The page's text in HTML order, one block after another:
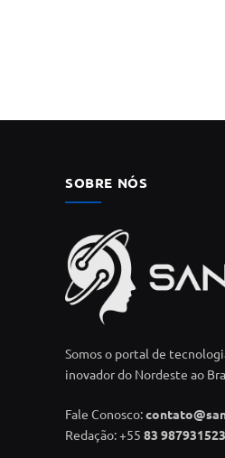
SOBRE NÓS
Somos o portal de
inovador do Nordeste ao
Fale Conosco:
Redação: +55 83 987931523